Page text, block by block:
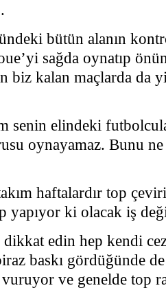
bütün alanın
sağda oynatıp
biz kalan maçlarda da
senin elindeki
oynayamaz. Bunu ne
haftalardır top
yapıyor ki olacak iş
edin hep kendi
baskı gördüğünde
ve genelde top